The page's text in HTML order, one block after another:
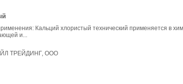
Кальций хлористый технический применяется в
и...
ТРЕЙДИНГ, ООО